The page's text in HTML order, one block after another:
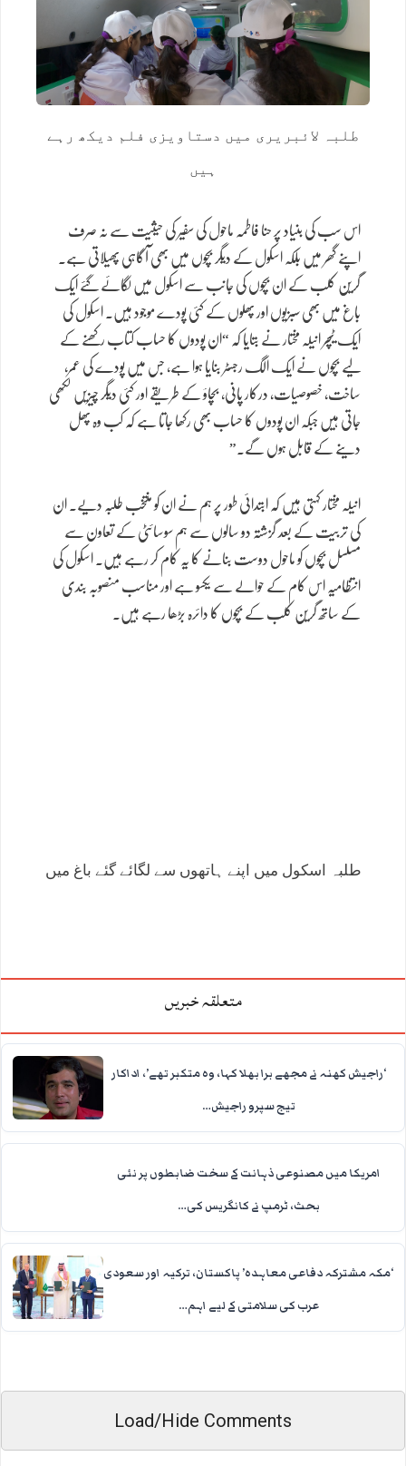
طلبہ لائبریری میں دستاویزی فلم دیکھ رہے
ہیں
اس سب کی بنیاد پر حنا فاطمہ ماحول کی سفیر کی حیثیت سے نہ صرف
اپنے گھر میں بلکہ اسکول کے دیگر بچوں میں بھی آگاہی پھیلاتی ہے۔
گرین کلب کے ان بچوں کی جانب سے اسکول میں لگائے گئے ایک
باغ میں بھی سبزیوں اور پھلوں کے کئی پودے موجود ہیں۔ اسکول کی
ایک ٹیچر انیلہ مختار نے بتایا کہ “ان پودوں کا حساب کتاب رکھنے کے
لیے بچوں نے ایک الگ رجسٹر بنایا ہوا ہے، جس میں پودے کی عمر،
ساخت، خصوصیات، درکار پانی، بچاؤ کے طریقے اور کئی دیگر چیزیں لکھی
جاتی ہیں جبکہ ان پودوں کا حساب بھی رکھا جاتا ہے کہ کب وہ پھل
دینے کے قابل ہوں گے۔”
انیلہ مختار کہتی ہیں کہ ابتدائی طور پر ہم نے ان کو منتخب طلبہ دیے۔ ان
کی تربیت کے بعد گزشتہ دو سالوں سے ہم سوسائٹی کے تعاون سے
مسلسل بچوں کو ماحول دوست بنانے کا یہ کام کر رہے ہیں۔ اسکول کی
انتظامیہ اس کام کے حوالے سے یکسو ہے اور مناسب منصوبہ بندی
کے ساتھ گرین کلب کے بچوں کا دائرہ بڑھا رہے ہیں۔
طلبہ اسکول میں اپنے ہاتھوں سے لگائے گئے باغ میں
متعلقہ خبریں
‘راجیش کھنہ نے مجھے برا بھلا کہا، وہ متکبر تھے’، اداکار
تیج سپرو راجیش…
امریکا میں مصنوعی ذہانت کے سخت ضابطوں پر نئی
بحث، ٹرمپ نے کانگریس کی…
‘مکہ مشترکہ دفاعی معاہدہ’ پاکستان، ترکیہ اور سعودی
عرب کی سلامتی کے لیے اہم…
Load/Hide Comments